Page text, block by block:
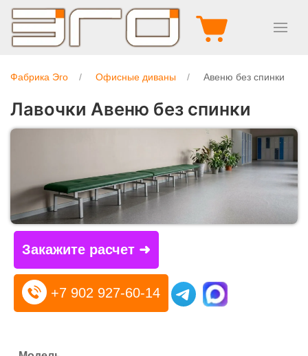
Фабрика Эго Офисные диваны Авеню без спинки
Лавочки Авеню без спинки
Закажите расчет ➜
+7 902 927-60-14